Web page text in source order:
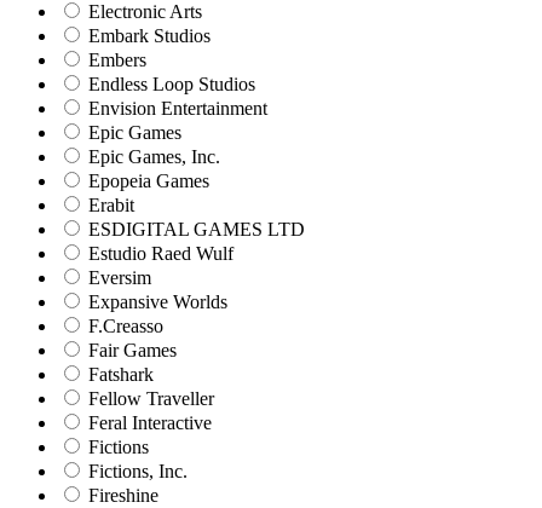
Electronic Arts
Embark Studios
Embers
Endless Loop Studios
Envision Entertainment
Epic Games
Epic Games, Inc.
Epopeia Games
Erabit
ESDIGITAL GAMES LTD
Estudio Raed Wulf
Eversim
Expansive Worlds
F.Creasso
Fair Games
Fatshark
Fellow Traveller
Feral Interactive
Fictions
Fictions, Inc.
Fireshine